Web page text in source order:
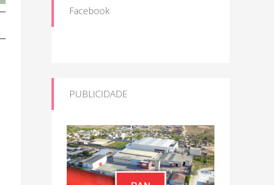
Facebook
PUBLICIDADE